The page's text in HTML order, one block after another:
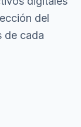
del
de cada